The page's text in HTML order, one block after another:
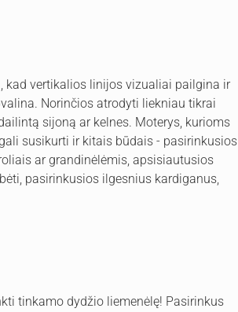
vertikalios linijos vizualiai pailgina ir
Norinčios atrodyti liekniau tikrai
sijoną ar kelnes. Moterys, kurioms
susikurti ir kitais būdais - pasirinkusios
ar grandinėlėmis, apsisiautusios
pasirinkusios ilgesnius kardiganus,
tinkamo dydžio liemenėlę! Pasirinkus